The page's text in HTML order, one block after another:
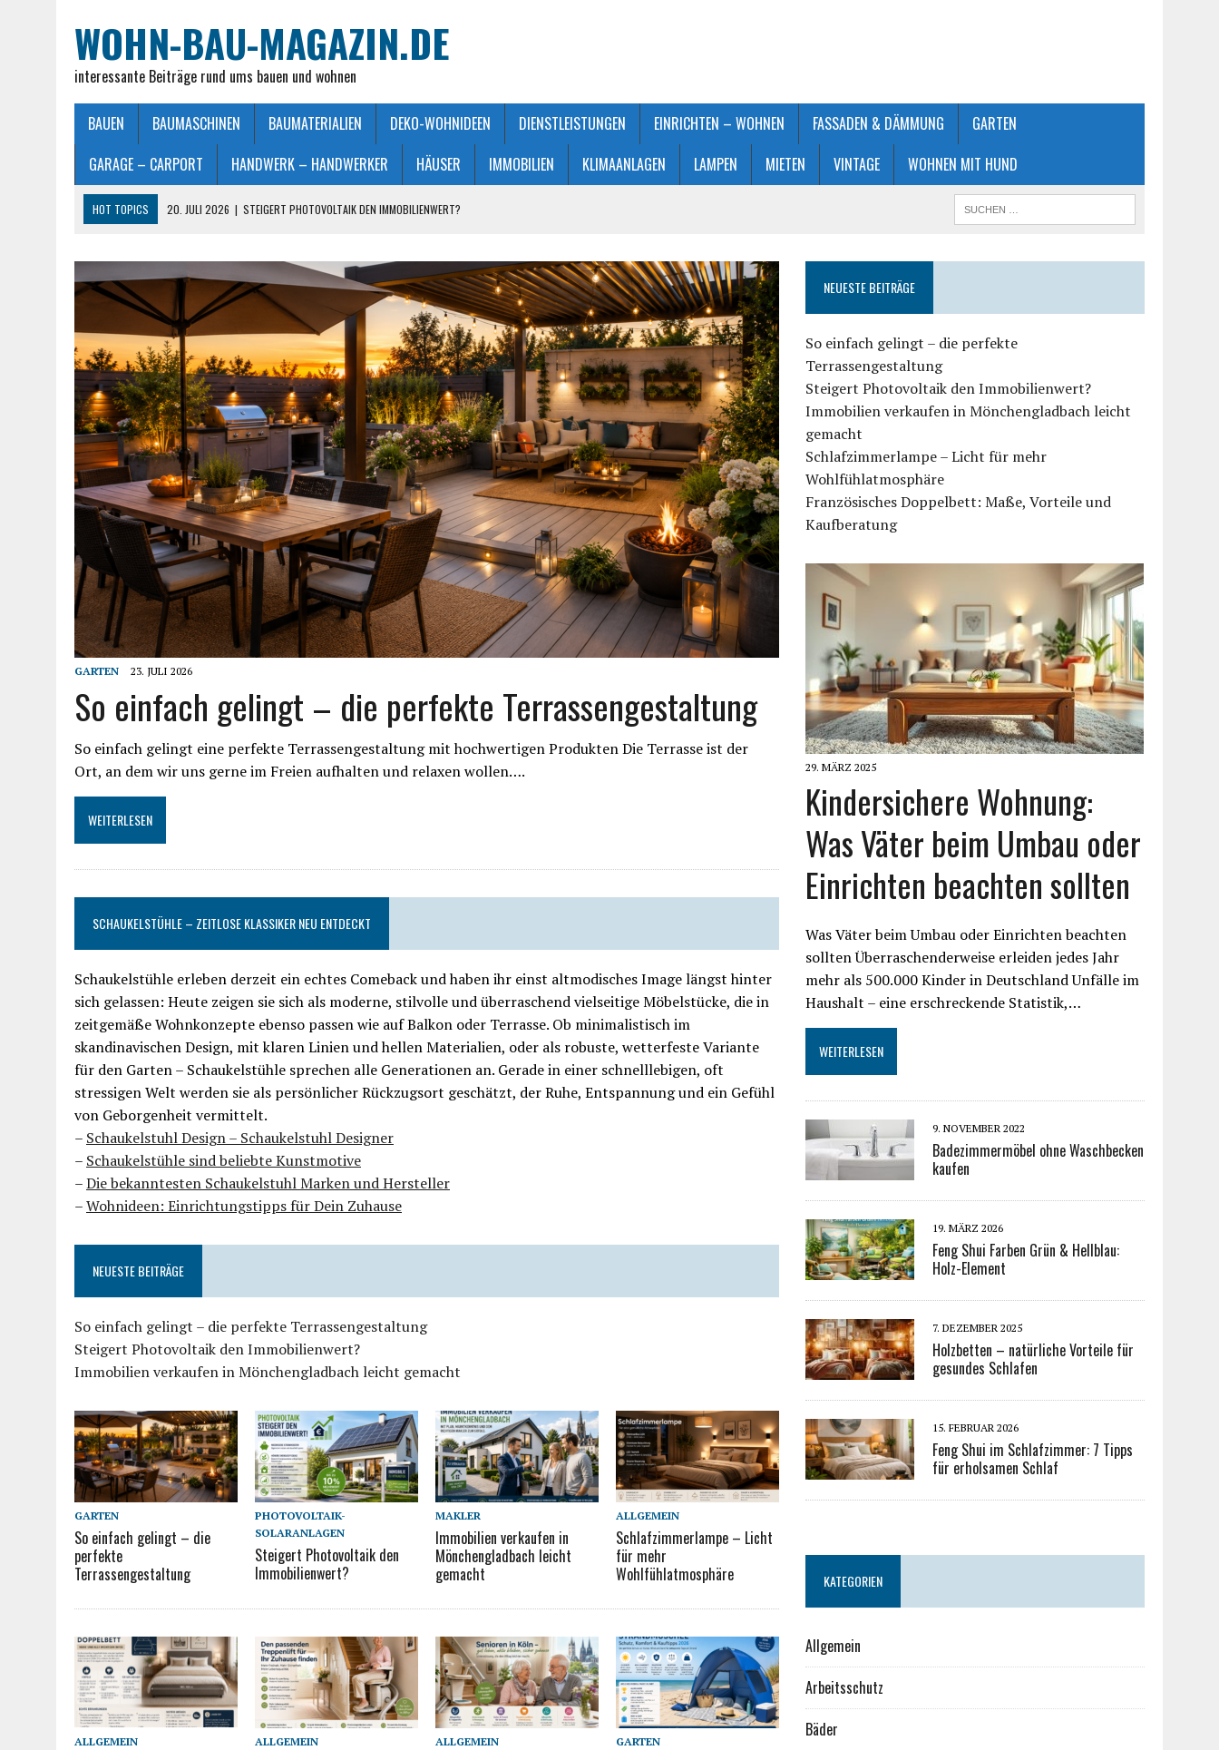
WOHN-BAU-MAGAZIN.DE
interessante Beiträge rund ums bauen und wohnen
BAUEN BAUMASCHINEN BAUMATERIALIEN DEKO-WOHNIDEEN DIENSTLEISTUNGEN EINRICHTEN – WOHNEN FASSADEN & DÄMMUNG
GARTEN
GARAGE – CARPORT
HANDWERK – HANDWERKER HÄUSER IMMOBILIEN KLIMAANLAGEN LAMPEN MIETEN VINTAGE WOHNEN MIT HUND
HOT TOPICS 20. JULI 2026 | STEIGERT PHOTOVOLTAIK DEN IMMOBILIENWERT?
SCHLAFZIMMERLAMPE – LICHT FÜR MEHR WOHLFÜHLATMOSPHÄRE
25. JUNI 2026
FRANZÖSISCHES DOPPELBETT: MASSE, VORTEILE UND KAUFBERATUNG
SO EINFACH GELINGT – DIE PERFEKTE TERRASSENGESTALTUNG
GARTEN 23. JULI 2026
So einfach gelingt – die perfekte Terrassengestaltung
So einfach gelingt eine perfekte Terrassengestaltung mit hochwertigen Produkten Die Terrasse ist der
Ort, an dem wir uns gerne im Freien aufhalten und relaxen wollen….
WEITERLESEN
SCHAUKELSTÜHLE – ZEITLOSE KLASSIKER NEU ENTDECKT
Schaukelstühle erleben derzeit ein echtes Comeback und haben ihr einst altmodisches Image längst hinter
sich gelassen: Heute zeigen sie sich als moderne, stilvolle und überraschend vielseitige Möbelstücke, die in
zeitgemäße Wohnkonzepte ebenso passen wie auf Balkon oder Terrasse. Ob minimalistisch im
skandinavischen Design, mit klaren Linien und hellen Materialien, oder als robuste, wetterfeste Variante
für den Garten – Schaukelstühle sprechen alle Generationen an. Gerade in einer schnelllebigen, oft
stressigen Welt werden sie als persönlicher Rückzugsort geschätzt, der Ruhe, Entspannung und ein Gefühl
von Geborgenheit vermittelt.
– Schaukelstuhl Design – Schaukelstuhl Designer
– Schaukelstühle sind beliebte Kunstmotive
–Die bekanntesten Schaukelstuhl Marken und Hersteller
–Wohnideen: Einrichtungstipps für Dein Zuhause
NEUESTE BEITRÄGE
So einfach gelingt – die perfekte Terrassengestaltung
Steigert Photovoltaik den Immobilienwert?
Immobilien verkaufen in Mönchengladbach leicht gemacht
GARTEN
So einfach gelingt – die
perfekte
Terrassengestaltung
PHOTOVOLTAIK-
SOLARANLAGEN
Steigert Photovoltaik den
Immobilienwert?
MAKLER
Immobilien verkaufen in
Mönchengladbach leicht
gemacht
ALLGEMEIN
Schlafzimmerlampe – Licht
für mehr
Wohlfühlatmosphäre
ALLGEMEIN ALLGEMEIN ALLGEMEIN GARTEN
NEUESTE BEITRÄGE
So einfach gelingt – die perfekte
Terrassengestaltung
Steigert Photovoltaik den Immobilienwert?
Immobilien verkaufen in Mönchengladbach leicht
gemacht
Schlafzimmerlampe – Licht für mehr
Wohlfühlatmosphäre
Französisches Doppelbett: Maße, Vorteile und
Kaufberatung
29. MÄRZ 2025
Kindersichere Wohnung:
Was Väter beim Umbau oder
Einrichten beachten sollten
Was Väter beim Umbau oder Einrichten beachten
sollten Überraschenderweise erleiden jedes Jahr
mehr als 500.000 Kinder in Deutschland Unfälle im
Haushalt – eine erschreckende Statistik,…
WEITERLESEN
9. NOVEMBER 2022
Badezimmermöbel ohne Waschbecken
kaufen
19. MÄRZ 2026
Feng Shui Farben Grün & Hellblau:
Holz-Element
7. DEZEMBER 2025
Holzbetten – natürliche Vorteile für
gesundes Schlafen
15. FEBRUAR 2026
Feng Shui im Schlafzimmer: 7 Tipps
für erholsamen Schlaf
KATEGORIEN
Allgemein
Arbeitsschutz
Bäder